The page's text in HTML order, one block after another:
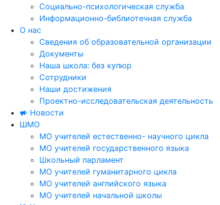
Социально-психологическая служба
Информационно-библиотечная служба
О нас
Сведения об образовательной организации
Документы
Наша школа: без купюр
Сотрудники
Наши достижения
Проектно-исследовательская деятельность
Новости
ШМО
МО учителей естественно- научного цикла
МО учителей государственного языка
Школьный парламент
МО учителей гуманитарного цикла
МО учителей английского языка
МО учителей начальной школы